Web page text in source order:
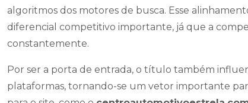
algoritmos dos motores de busca. Esse
diferencial competitivo importante, já que a
constantemente.
Por ser a porta de entrada, o título também
plataformas, tornando-se um vetor importante